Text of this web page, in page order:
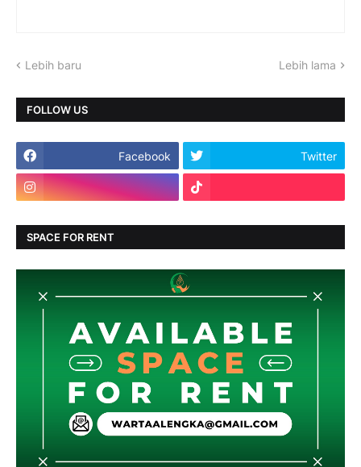
Lebih baru Lebih lama
FOLLOW US
Facebook Twitter
SPACE FOR RENT